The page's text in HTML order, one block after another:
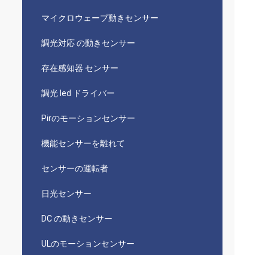
マイクロウェーブ動きセンサー
調光対応 の動きセンサー
存在感知器 センサー
調光 led ドライバー
Pirのモーションセンサー
機能センサーを離れて
センサーの運転者
日光センサー
DC の動きセンサー
ULのモーションセンサー